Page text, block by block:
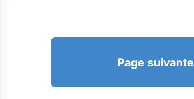
Page suivante